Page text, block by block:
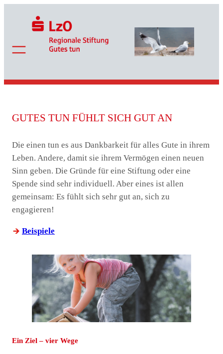
GUTES TUN FÜHLT SICH GUT AN
Die einen tun es aus Dankbarkeit für alles Gute in ihrem
Leben. Andere, damit sie ihrem Vermögen einen neuen
Sinn geben. Die Gründe für eine Stiftung oder eine
Spende sind sehr individuell. Aber eines ist allen
gemeinsam: Es fühlt sich sehr gut an, sich zu
engagieren!
Beispiele
Ein Ziel – vier Wege